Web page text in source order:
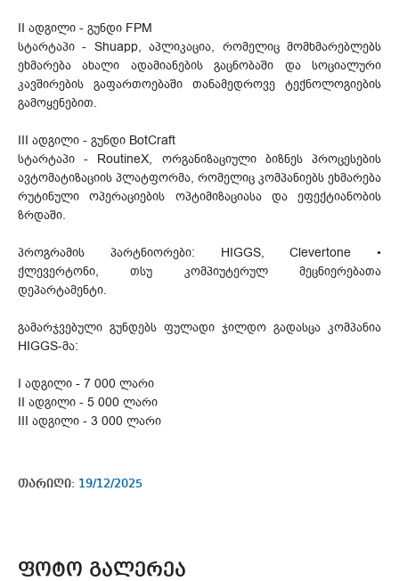
II ადგილი - გუნდი FPM
სტარტაპი - Shuapp, აპლიკაცია, რომელიც მომხმარებლებს
ეხმარება ახალი ადამიანების გაცნობაში და სოციალური
კავშირების გაფართოებაში თანამედროვე ტექნოლოგიების
გამოყენებით.
III ადგილი - გუნდი BotCraft
სტარტაპი - RoutineX, ორგანიზაციული ბიზნეს პროცესების
ავტომატიზაციის პლატფორმა, რომელიც კომპანიებს ეხმარება
რუტინული ოპერაციების ოპტიმიზაციასა და ეფექტიანობის
ზრდაში.
პროგრამის პარტნიორები: HIGGS, Clevertone •
ქლევერტონი, თსუ კომპიუტერულ მეცნიერებათა
დეპარტამენტი.
გამარჯვებული გუნდებს ფულადი ჯილდო გადასცა კომპანია
HIGGS-მა:
I ადგილი - 7 000 ლარი
II ადგილი - 5 000 ლარი
III ადგილი - 3 000 ლარი
თარიღი: 19/12/2025
ᲤᲝᲢᲝ ᲒᲐᲚᲔᲠᲔᲐ